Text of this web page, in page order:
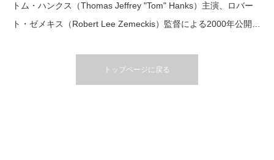
トム・ハンクス（Thomas Jeffrey "Tom" Hanks）主演、ロバー
ト・ゼメキス（Robert Lee Zemeckis）監督による2000年公開…
トップページに戻る